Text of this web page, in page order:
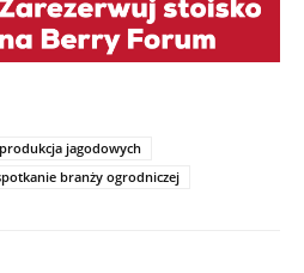
produkcja jagodowych
branży ogrodniczej